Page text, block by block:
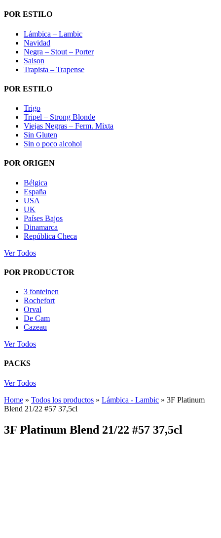
POR ESTILO
Lámbica – Lambic
Navidad
Negra – Stout – Porter
Saison
Trapista – Trapense
POR ESTILO
Trigo
Tripel – Strong Blonde
Viejas Negras – Ferm. Mixta
Sin Gluten
Sin o poco alcohol
POR ORIGEN
Bélgica
España
USA
UK
Países Bajos
Dinamarca
República Checa
Ver Todos
POR PRODUCTOR
3 fonteinen
Rochefort
Orval
De Cam
Cazeau
Ver Todos
PACKS
Ver Todos
Home » Todos los productos » Lámbica - Lambic » 3F Platinum
Blend 21/22 #57 37,5cl
3F Platinum Blend 21/22 #57 37,5cl